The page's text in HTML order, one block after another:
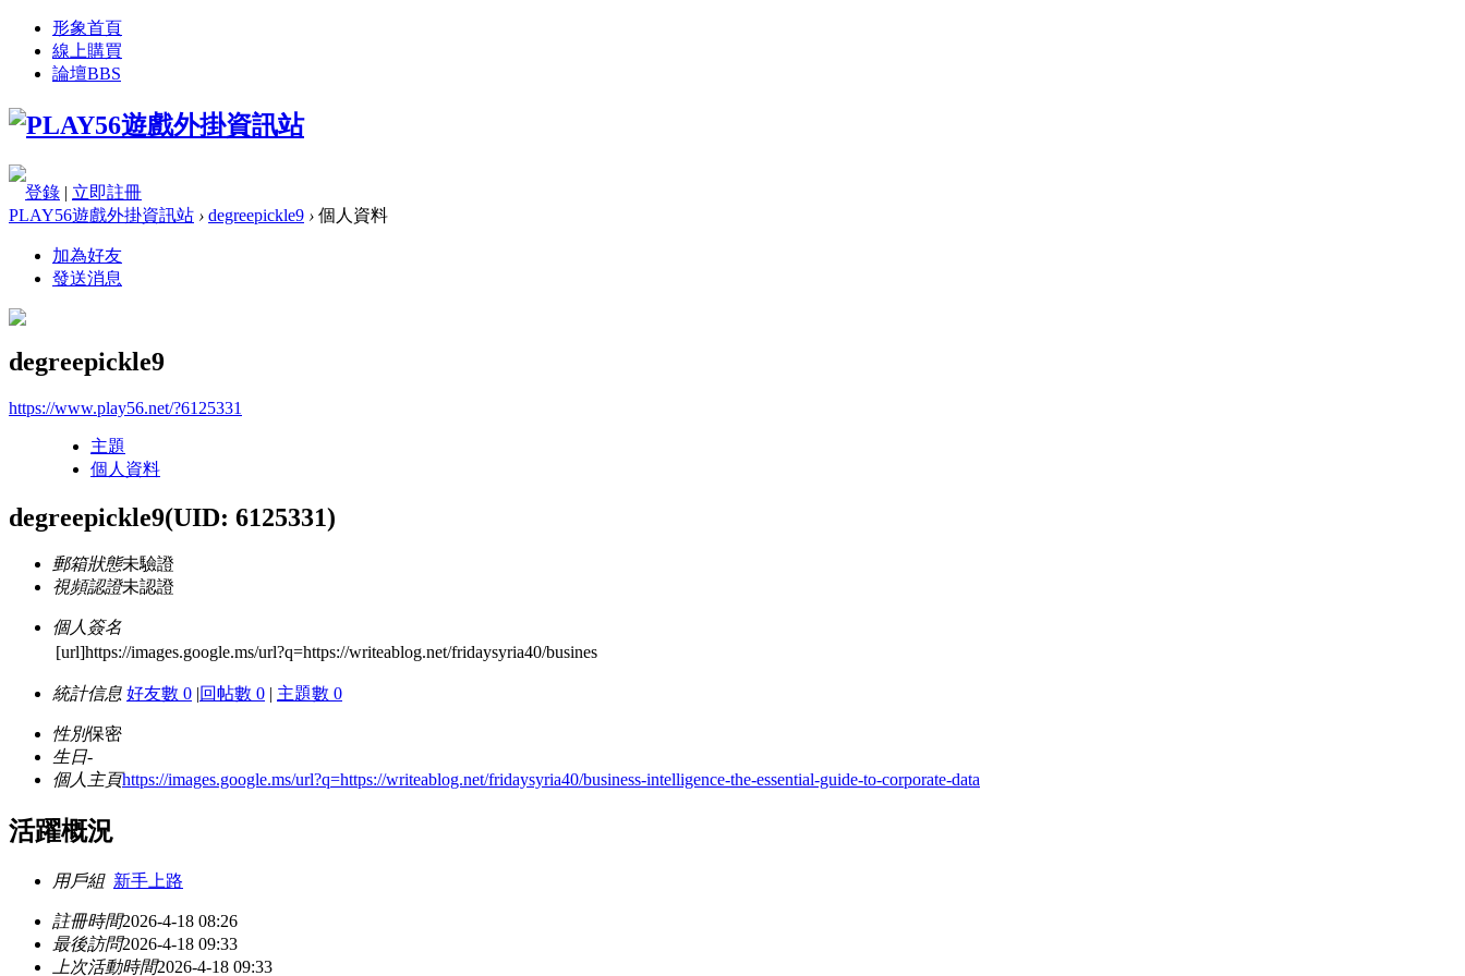
形象首頁
線上購買
論壇BBS
登錄 | 立即註冊
PLAY56遊戲外掛資訊站 › degreepickle9 › 個人資料
加為好友
發送消息
degreepickle9
https://www.play56.net/?6125331
主題
個人資料
degreepickle9(UID: 6125331)
郵箱狀態未驗證
視頻認證未認證
個人簽名
[url]https://images.google.ms/url?q=https://writeablog.net/fridaysyria40/busines
統計信息 好友數 0 |回帖數 0 | 主題數 0
性別保密
生日-
個人主頁https://images.google.ms/url?q=https://writeablog.net/fridaysyria40/business-intelligence-the-essential-guide-to-corporate-data
活躍概況
用戶組 新手上路
註冊時間2026-4-18 08:26
最後訪問2026-4-18 09:33
上次活動時間2026-4-18 09:33